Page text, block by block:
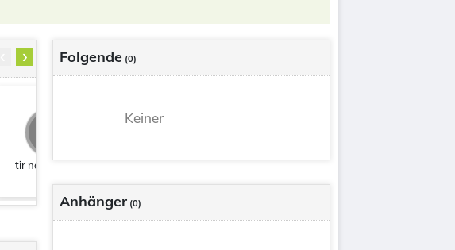
tir na nog
› Folgende (0)
Keiner
Anhänger (0)